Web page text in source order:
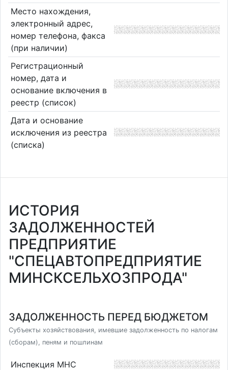
Место нахождения,
электронный адрес,
номер телефона, факса
(при наличии)
Регистрационный
номер, дата и
основание включения в
реестр (список)
Дата и основание
исключения из реестра
(списка)
ИСТОРИЯ
ЗАДОЛЖЕННОСТЕЙ
ПРЕДПРИЯТИЕ
"СПЕЦАВТОПРЕДПРИЯТИЕ
МИНСКСЕЛЬХОЗПРОДА"
ЗАДОЛЖЕННОСТЬ ПЕРЕД БЮДЖЕТОМ
Субъекты хозяйствования, имевшие задолженность по налогам
(сборам), пеням и пошлинам
Инспекция МНС